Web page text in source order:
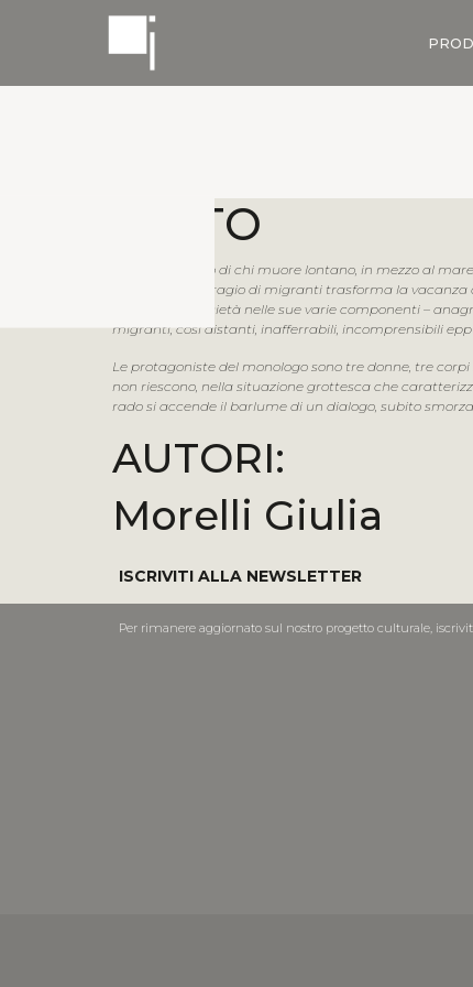
TESTO
Cosa sappiamo di chi muore lontano, in mezzo al
sicuro” un naufragio di migranti trasforma la
della nostra società nelle sue varie componenti –
migranti, così distanti, inafferrabili, incomprensibili
Le protagoniste del monologo sono tre donne, tre
non riescono, nella situazione grottesca che
rado si accende il barlume di un dialogo, subito
AUTORI:
Morelli Giulia
ISCRIVITI ALLA NEWSLETTER
Per rimanere aggiornato sul nostro progetto culturale,